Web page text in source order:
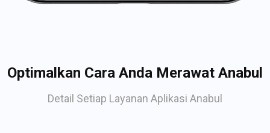
Optimalkan Cara Anda Merawat Anabul
Detail Setiap Layanan Aplikasi Anabul